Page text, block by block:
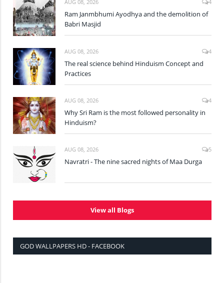
AUG 08, 2026 4
Ram Janmbhumi Ayodhya and the demolition of
Babri Masjid
AUG 08, 2026 4
The real science behind Hinduism Concept and
Practices
AUG 08, 2026 4
Why Sri Ram is the most followed personality in
Hinduism?
AUG 08, 2026 5
Navratri - The nine sacred nights of Maa Durga
View all Blogs
GOD WALLPAPERS HD - FACEBOOK